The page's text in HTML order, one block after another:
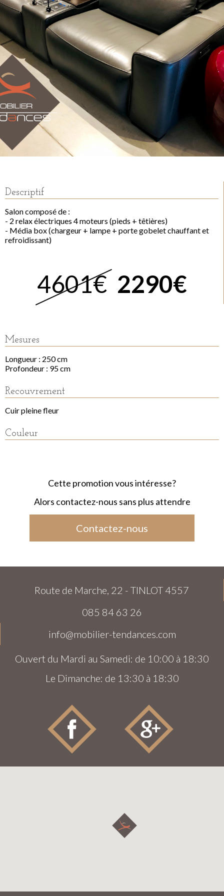
Descriptif
Salon composé de :
- 2 relax électriques 4 moteurs (pieds + têtières)
- Média box (chargeur + lampe + porte gobelet chauffant et
refroidissant)
4601€ 2290€
Mesures
Longueur : 250 cm
Profondeur : 95 cm
Recouvrement
Cuir pleine fleur
Couleur
Cette promotion vous intéresse?
Alors contactez-nous sans plus attendre
Contactez-nous
Route de Marche, 22 - TINLOT 4557
085 84 63 26
info@mobilier-tendances.com
Ouvert du Mardi au Samedi: de 10:00 à 18:30
Le Dimanche: de 13:30 à 18:30